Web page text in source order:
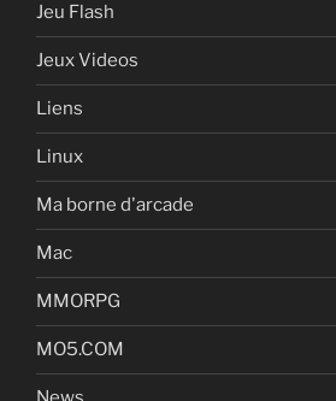
Jeu Flash
Jeux Videos
Liens
Linux
Ma borne d'arcade
Mac
MMORPG
MO5.COM